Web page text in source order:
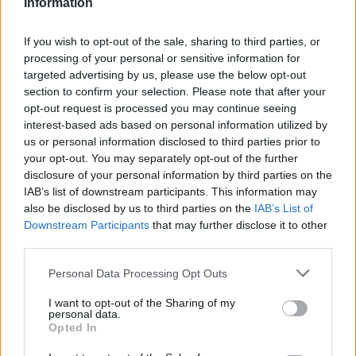
Information
If you wish to opt-out of the sale, sharing to third parties, or
processing of your personal or sensitive information for
targeted advertising by us, please use the below opt-out
section to confirm your selection. Please note that after your
opt-out request is processed you may continue seeing
interest-based ads based on personal information utilized by
us or personal information disclosed to third parties prior to
your opt-out. You may separately opt-out of the further
disclosure of your personal information by third parties on the
IAB’s list of downstream participants. This information may
also be disclosed by us to third parties on the IAB’s List of
Downstream Participants that may further disclose it to other
Personal Data Processing Opt Outs
I want to opt-out of the Sharing of my
personal data.
Opted In
Ifølge partner og advokat Louise Rosenkilde sker
åbningen blandt andet, fordi advokatkontoret
gennem længere tid har oplevet en stigende
interesse fra både private og virksomheder på
Mors.
- Der er efter vores opfattelse plads i markedet til
kompetent erhvervs- og privatretlig rådgivning,
kunder på Mors, siger Louise Rosenkilde.
Advodan Thisted har desuden fået flere direkte
Vis mere
Del artikel
Kategorier